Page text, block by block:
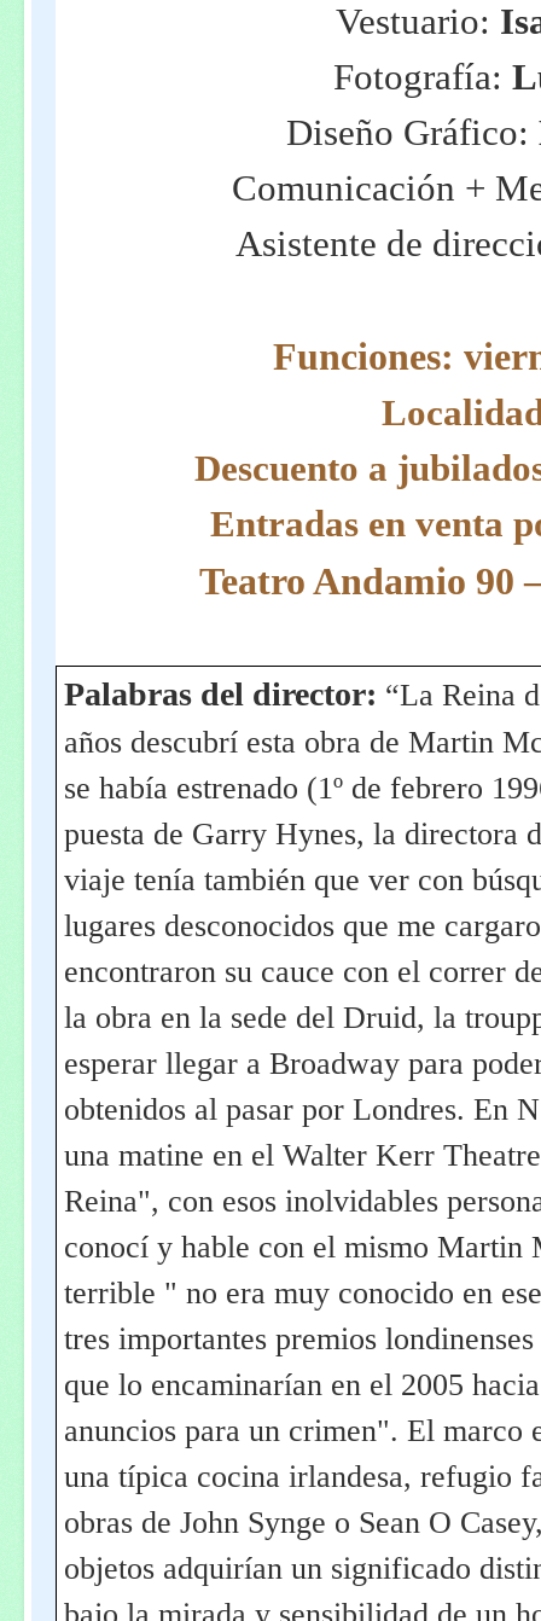
Vestuario:
Fotografía:
Diseño Gráfico:
Comunicación +
Asistente de
Funciones:
Descuento a
Entradas en venta
Teatro Andamio 90
Palabras del director: “La Reina
años descubrí esta obra de Martin
se había estrenado (1º de febrero
puesta de Garry Hynes, la directora
viaje tenía también que ver con
lugares desconocidos que me
encontraron su cauce con el correr
la obra en la sede del Druid, la
esperar llegar a Broadway para
obtenidos al pasar por Londres. En
una matine en el Walter Kerr
Reina", con esos inolvidables
conocí y hable con el mismo Martin
terrible " no era muy conocido en
tres importantes premios
que lo encaminarían en el 2005
anuncios para un crimen". El marco
una típica cocina irlandesa, refugio
obras de John Synge o Sean O
objetos adquirían un significado